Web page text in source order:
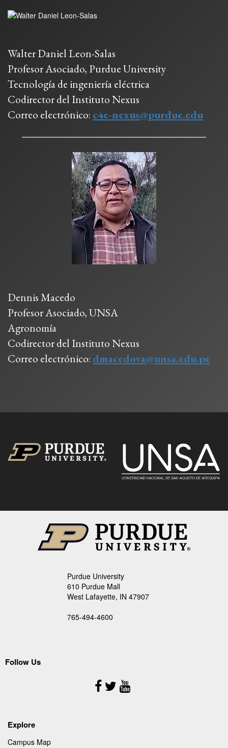
Walter Daniel Leon-Salas
Profesor Asociado, Purdue University
Tecnología de ingeniería eléctrica
Codirector del Instituto Nexus
Correo electrónico: c4e-nexus@purdue.edu
Dennis Macedo
Profesor Asociado, UNSA
Agronomía
Codirector del Instituto Nexus
Correo electrónico: dmacedova@unsa.edu.pe
Purdue University
610 Purdue Mall
West Lafayette, IN 47907
765-494-4600
Follow Us
Follow
Us
Explore
Campus Map